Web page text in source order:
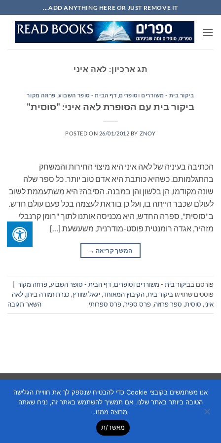
to
content
ADD ANYTHING HERE OR JUST REMOVE IT...
תג ארכיון: לאה איני
ביקור בית - משוררים וסופרים דף הבית - סופר השבוע, פרוזה מקור
ביקור בית עם הסופרת לאה איני: "סוסית"
POSTED ON 26/01/2012 BY ZNOY
הכתיבה בעיניה של לאה איני היא מיצוי החירות והמשחק
בהתגלמותם. כשהיא כותבת היא אדם טוב יותר. כל ספר שלה
שונה מקודמו, הן בלשון והן במבנה. הסיבה? היא משתעממת לשוב
לעולם שכבר הייתה בו, ועל כן בוראת לעצמה בכל פעם עולם חדש.
ב"סוסית", ספרה החדש, היא מכניסה אותנו לתוך "רומן קרנבלי
מזהיר, אגדה רומנטית פוסט-מודרנית, משעשעת […]
המשך קריאה →
פורסם בביקור בית - משוררים וסופרים,דף הבית - סופר השבוע,פרוזה מקור
פוסטים שתוייגו ביקור בית,הקיבוץ המאוחד,יגאל שוורץ, כנרת זמורה ביתן,לאה
איני, סוסית, ספר פרוזה,פרס ספיר,פרס ספרותי השאר תגובה
אנו משתמשים בקובצי Cookie כדי להבטיח שנספק לך את חוויית הגלישה
הטובה ביותר באתר שלנו. אם תמשיך להשתמש באתר זה, נניח שאתה
מרוצה ממנו.
מאשר/ת